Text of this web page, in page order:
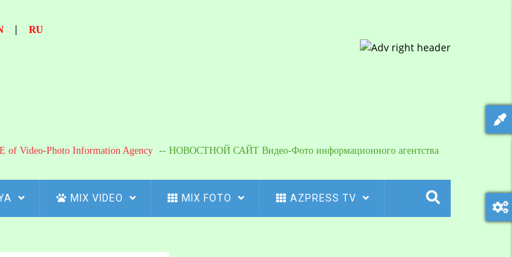
| RU
of Video-Photo Information Agency -- НОВОСТНОЙ САЙТ Видео-Фото информационного агентства
MIX VIDEO MIX FOTO AZPRESS TV